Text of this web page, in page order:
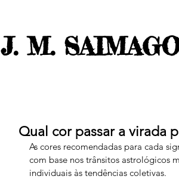
J. M.
Qual cor passar a virada
As cores recomendadas para cada
com base nos trânsitos astrológicos
individuais às tendências coletivas.